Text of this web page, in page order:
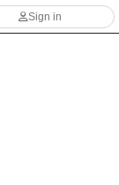
Sign in